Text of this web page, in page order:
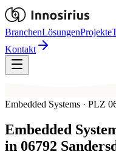
BranchenLösungenProjekte
Kontakt
Embedded Systems · PLZ
Embedded
in 06792